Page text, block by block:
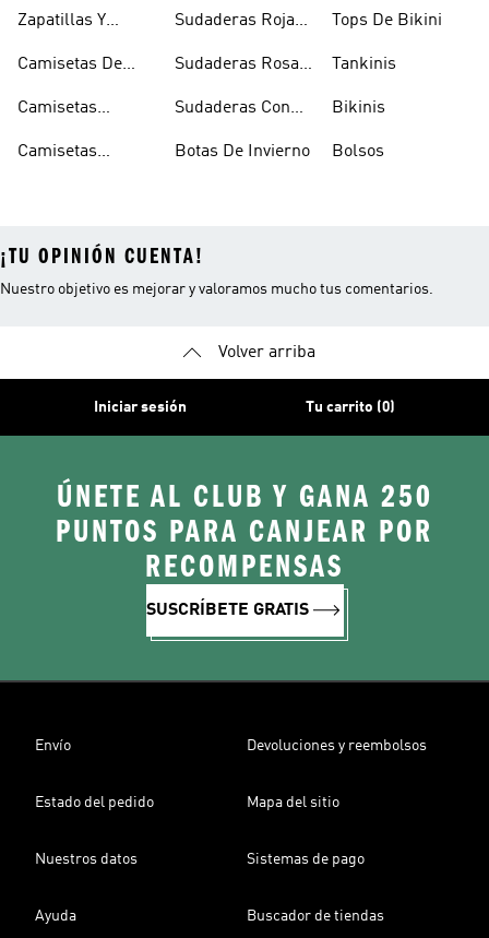
Zapatillas Y
Camisetas De
Camisetas
Camisetas
Sudaderas Rojas
Sudaderas Rosas
Sudaderas Con
Botas De Invierno
Tops De Bikini
Tankinis
Bikinis
Bolsos
¡TU OPINIÓN CUENTA!
Nuestro objetivo es mejorar y valoramos mucho tus comentarios.
Volver arriba
Iniciar sesión Tu carrito (0)
ÚNETE AL CLUB Y GANA 250
PUNTOS PARA CANJEAR POR
RECOMPENSAS
SUSCRÍBETE GRATIS
Envío Devoluciones y reembolsos
Estado del pedido Mapa del sitio
Nuestros datos Sistemas de pago
Ayuda Buscador de tiendas